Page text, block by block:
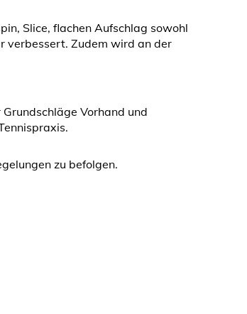
Slice, flachen Aufschlag sowohl
verbessert. Zudem wird an der
Vorhand und
zu befolgen.